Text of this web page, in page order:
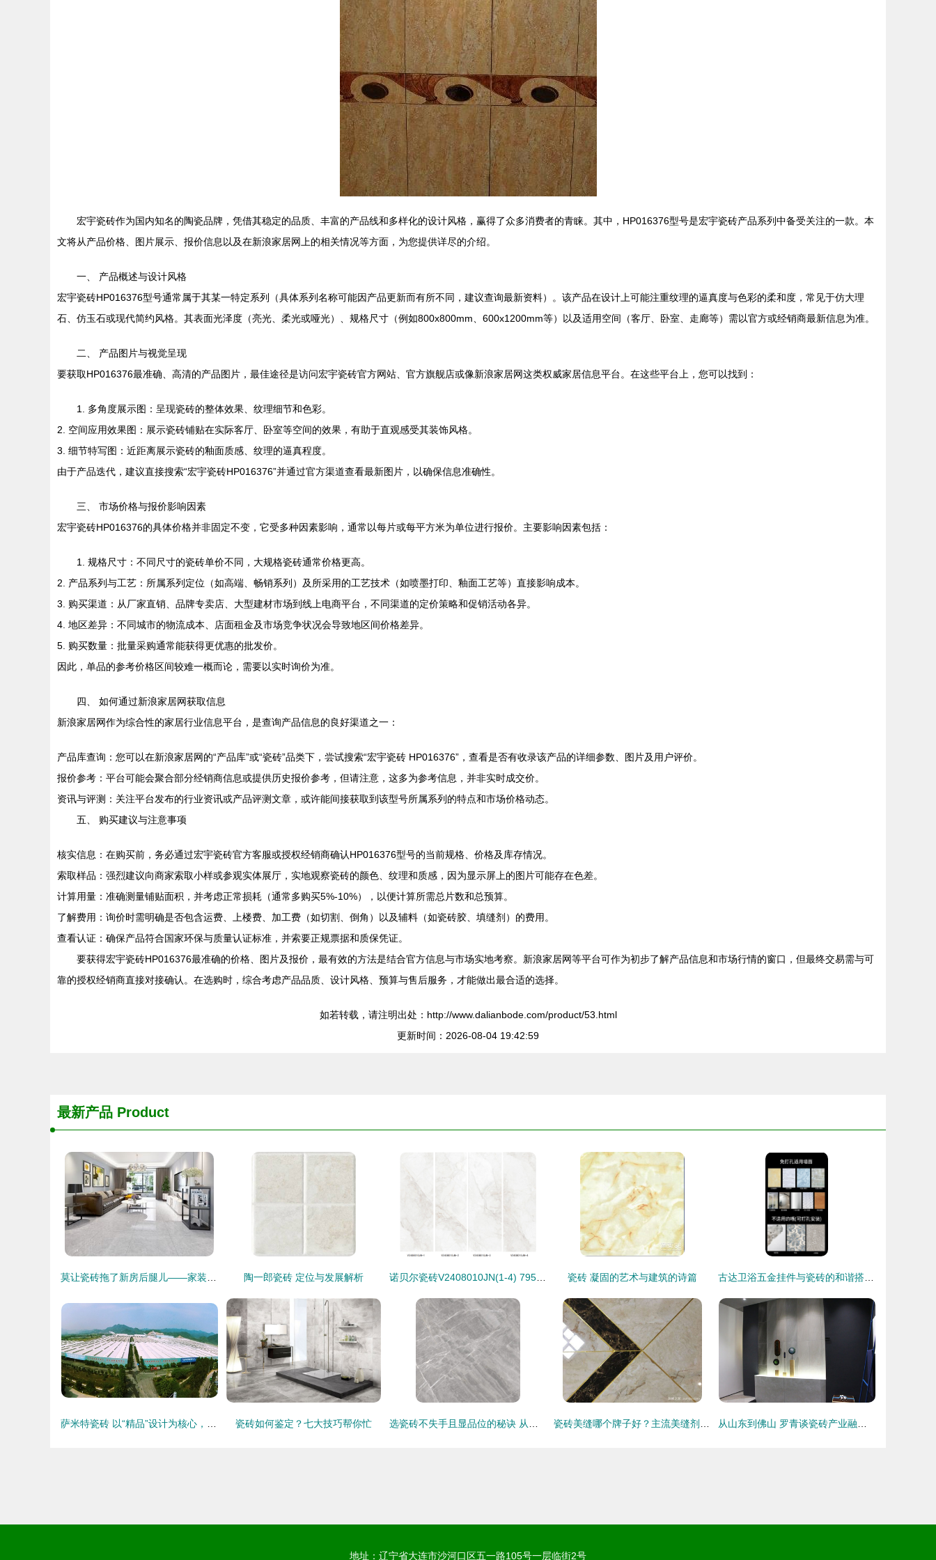
宏宇瓷砖作为国内知名的陶瓷品牌，凭借其稳定的品质、丰富的产品线和多样化的设计风格，赢得了众多消费者的青睐。其中，HP016376型号是宏宇瓷砖产品系列中备受关注的一款。本
文将从产品价格、图片展示、报价信息以及在新浪家居网上的相关情况等方面，为您提供详尽的介绍。
一、 产品概述与设计风格
宏宇瓷砖HP016376型号通常属于其某一特定系列（具体系列名称可能因产品更新而有所不同，建议查询最新资料）。该产品在设计上可能注重纹理的逼真度与色彩的柔和度，常见于仿大理
石、仿玉石或现代简约风格。其表面光泽度（亮光、柔光或哑光）、规格尺寸（例如800x800mm、600x1200mm等）以及适用空间（客厅、卧室、走廊等）需以官方或经销商最新信息为准。
二、 产品图片与视觉呈现
要获取HP016376最准确、高清的产品图片，最佳途径是访问宏宇瓷砖官方网站、官方旗舰店或像新浪家居网这类权威家居信息平台。在这些平台上，您可以找到：
1. 多角度展示图：呈现瓷砖的整体效果、纹理细节和色彩。
2. 空间应用效果图：展示瓷砖铺贴在实际客厅、卧室等空间的效果，有助于直观感受其装饰风格。
3. 细节特写图：近距离展示瓷砖的釉面质感、纹理的逼真程度。
由于产品迭代，建议直接搜索“宏宇瓷砖HP016376”并通过官方渠道查看最新图片，以确保信息准确性。
三、 市场价格与报价影响因素
宏宇瓷砖HP016376的具体价格并非固定不变，它受多种因素影响，通常以每片或每平方米为单位进行报价。主要影响因素包括：
1. 规格尺寸：不同尺寸的瓷砖单价不同，大规格瓷砖通常价格更高。
2. 产品系列与工艺：所属系列定位（如高端、畅销系列）及所采用的工艺技术（如喷墨打印、釉面工艺等）直接影响成本。
3. 购买渠道：从厂家直销、品牌专卖店、大型建材市场到线上电商平台，不同渠道的定价策略和促销活动各异。
4. 地区差异：不同城市的物流成本、店面租金及市场竞争状况会导致地区间价格差异。
5. 购买数量：批量采购通常能获得更优惠的批发价。
因此，单品的参考价格区间较难一概而论，需要以实时询价为准。
四、 如何通过新浪家居网获取信息
新浪家居网作为综合性的家居行业信息平台，是查询产品信息的良好渠道之一：
产品库查询：您可以在新浪家居网的“产品库”或“瓷砖”品类下，尝试搜索“宏宇瓷砖 HP016376”，查看是否有收录该产品的详细参数、图片及用户评价。
报价参考：平台可能会聚合部分经销商信息或提供历史报价参考，但请注意，这多为参考信息，并非实时成交价。
资讯与评测：关注平台发布的行业资讯或产品评测文章，或许能间接获取到该型号所属系列的特点和市场价格动态。
五、 购买建议与注意事项
核实信息：在购买前，务必通过宏宇瓷砖官方客服或授权经销商确认HP016376型号的当前规格、价格及库存情况。
索取样品：强烈建议向商家索取小样或参观实体展厅，实地观察瓷砖的颜色、纹理和质感，因为显示屏上的图片可能存在色差。
计算用量：准确测量铺贴面积，并考虑正常损耗（通常多购买5%-10%），以便计算所需总片数和总预算。
了解费用：询价时需明确是否包含运费、上楼费、加工费（如切割、倒角）以及辅料（如瓷砖胶、填缝剂）的费用。
查看认证：确保产品符合国家环保与质量认证标准，并索要正规票据和质保凭证。
要获得宏宇瓷砖HP016376最准确的价格、图片及报价，最有效的方法是结合官方信息与市场实地考察。新浪家居网等平台可作为初步了解产品信息和市场行情的窗口，但最终交易需与可
靠的授权经销商直接对接确认。在选购时，综合考虑产品品质、设计风格、预算与售后服务，才能做出最合适的选择。
如若转载，请注明出处：http://www.dalianbode.com/product/53.html
更新时间：2026-08-04 19:42:59
最新产品 Product
陶一郎瓷砖 定位与发展解析 瓷砖 凝固的艺术与建筑的诗篇
瓷砖如何鉴定？七大技巧帮你忙
地址：辽宁省大连市沙河口区五一路105号一层临街2号